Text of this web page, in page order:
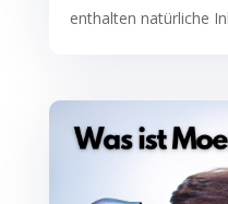
enthalten natürliche